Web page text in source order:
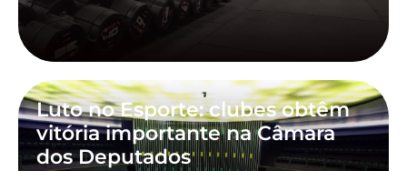
Luto no Esporte: clubes obtêm
vitória importante na Câmara
dos Deputados